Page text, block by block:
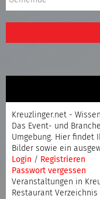
Kreuzlinger.net -
Das Event- und
Umgebung. Hier findet
Bilder sowie ein
Login / Registrieren
Passwort vergessen
Veranstaltungen in
Restaurant Verzeichnis